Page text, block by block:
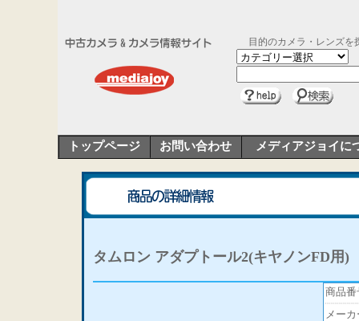
目的のカメラ・レンズを
トップページ お問い合わせ メディアジョイに
タムロン アダプトール2(キヤノンFD用)
商品番
メーカ